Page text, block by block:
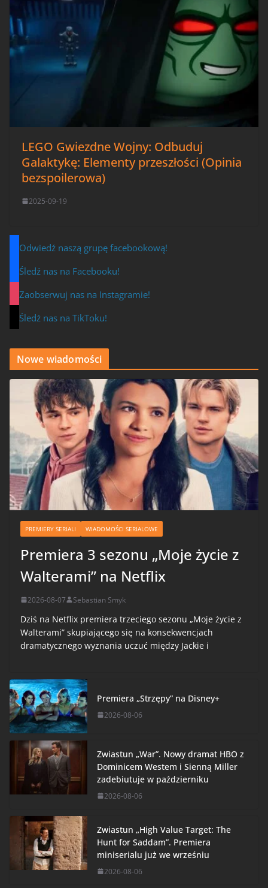
LEGO Gwiezdne Wojny: Odbuduj
Galaktykę: Elementy przeszłości (Opinia
bezspoilerowa)
2025-09-19
Odwiedź naszą grupę facebookową!
Śledź nas na Facebooku!
Zaobserwuj nas na Instagramie!
Śledź nas na TikToku!
Nowe wiadomości
PREMIERY SERIALI WIADOMOŚCI SERIALOWE
Premiera 3 sezonu „Moje życie z
Walterami” na Netflix
2026-08-07 Sebastian Smyk
Dziś na Netflix premiera trzeciego sezonu „Moje życie z
Walterami” skupiającego się na konsekwencjach
dramatycznego wyznania uczuć między Jackie i
Premiera „Strzępy” na Disney+
2026-08-06
Zwiastun „War”. Nowy dramat HBO z
Dominicem Westem i Sienną Miller
zadebiutuje w październiku
2026-08-06
Zwiastun „High Value Target: The
Hunt for Saddam”. Premiera
miniserialu już we wrześniu
2026-08-06